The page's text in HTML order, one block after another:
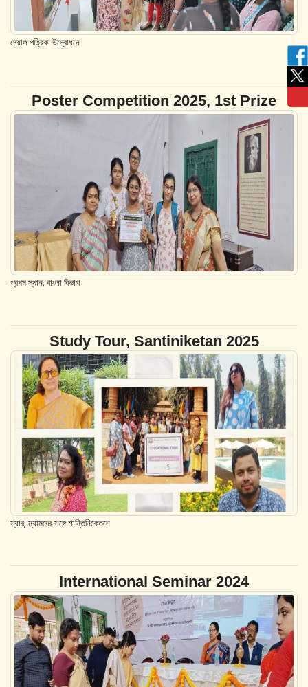
দেয়াল পত্রিকা উদ্বোধনে
Poster Competition 2025, 1st Prize
প্রথম স্থান, বাংলা বিভাগ
Study Tour, Santiniketan 2025
স্যার, ম্যামদের সঙ্গে শান্তিনিকেতনে
International Seminar 2024